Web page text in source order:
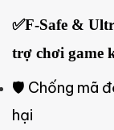
✅F-Safe &
trợ chơi game
🛡️ Chống mã
hại